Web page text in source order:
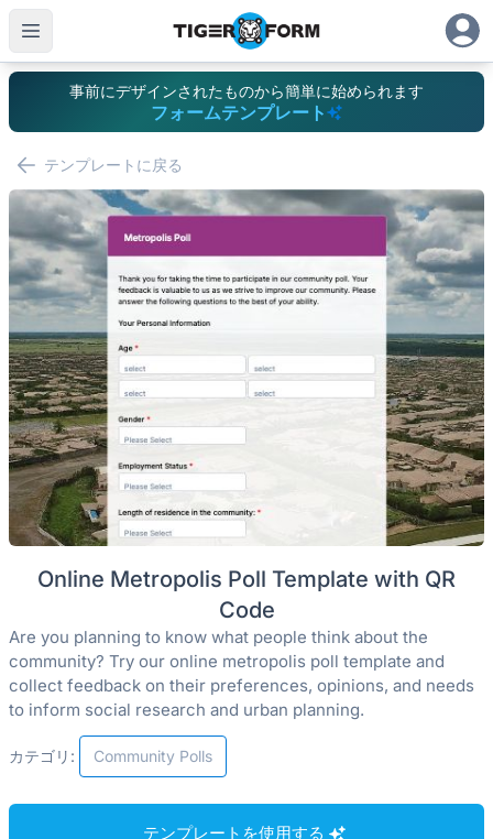
事前にデザインされたものから簡単に始められます
フォームテンプレート
テンプレートに戻る
Online Metropolis Poll Template with QR
Code
Are you planning to know what people think about the
community? Try our online metropolis poll template and
collect feedback on their preferences, opinions, and needs
to inform social research and urban planning.
カテゴリ: Community Polls
テンプレートを使用する